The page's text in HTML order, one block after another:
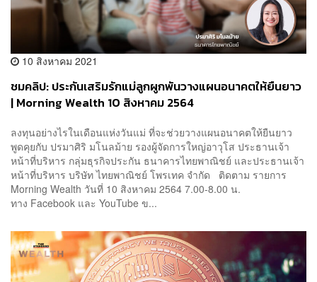
10 สิงหาคม 2021
ชมคลิป: ประกันเสริมรักแม่ลูกผูกพันวางแผนอนาคตให้ยืนยาว
| Morning Wealth 10 สิงหาคม 2564
ลงทุนอย่างไรในเดือนแห่งวันแม่ ที่จะช่วยวางแผนอนาคตให้ยืนยาว
พูดคุยกับ ปรมาศิริ มโนลม้าย รองผู้จัดการใหญ่อาวุโส ประธานเจ้า
หน้าที่บริหาร กลุ่มธุรกิจประกัน ธนาคารไทยพาณิชย์ และประธานเจ้า
หน้าที่บริหาร บริษัท ไทยพาณิชย์ โพรเทค จำกัด ติดตาม รายการ
Morning Wealth วันที่ 10 สิงหาคม 2564 7.00-8.00 น.
ทาง Facebook และ YouTube ข...